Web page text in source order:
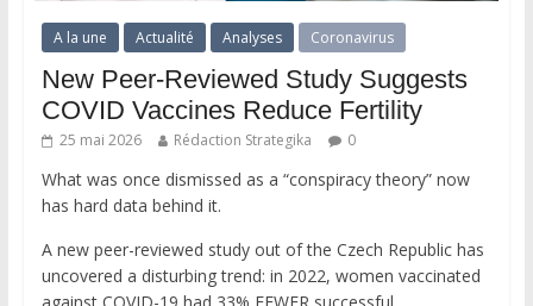
A la une Actualité Analyses Coronavirus
New Peer-Reviewed Study Suggests
COVID Vaccines Reduce Fertility
25 mai 2026 Rédaction Strategika 0
What was once dismissed as a “conspiracy theory” now
has hard data behind it.
A new peer-reviewed study out of the Czech Republic has
uncovered a disturbing trend: in 2022, women vaccinated
against COVID-19 had 33% FEWER successful